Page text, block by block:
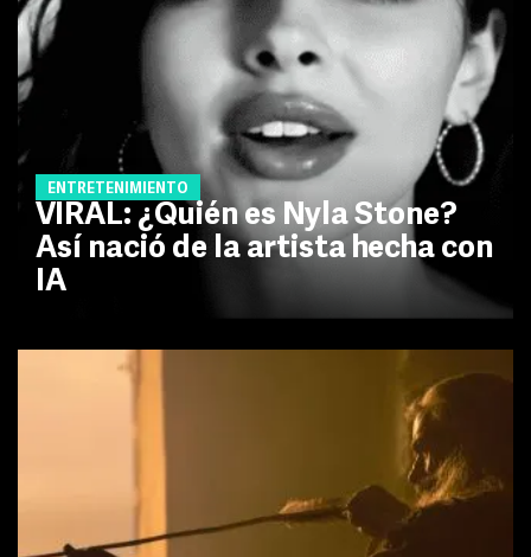
ENTRETENIMIENTO
VIRAL: ¿Quién es Nyla Stone?
Así nació de la artista hecha con
IA